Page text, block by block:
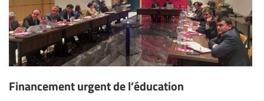
Financement urgent de l’éducation